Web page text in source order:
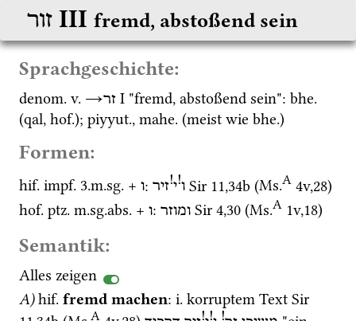
זור ‎ III fremd, abstoßend sein
Sprachgeschichte:
denom. v. →זר ‎ I "fremd, abstoßend sein": bhe.
(qal, hof.); piyyut., mahe. (meist wie bhe.)
Formen:
hif. impf. 3.m.sg. + ו: ו!י!זיר Sir 11,34b (Ms.A 4v,28)
hof. ptz. m.sg.abs. + ו: ומוזר Sir 4,30 (Ms.A 1v,18)
Semantik:
Alles zeigen
A)hif. fremd machen: i. korruptem Text Sir
A !
!
!